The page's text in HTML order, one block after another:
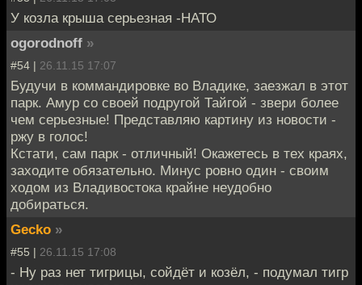
У козла крыша серьезная -НАТО
ogorodnoff »
#54 | 26.11.15 17:07
Будучи в коммандировке во Владике, заезжал в этот
парк. Амур со своей подругой Тайгой - звери более
чем серьезные! Представляю картину из новости -
ржу в голос!
Кстати, сам парк - отличный! Окажетесь в тех краях,
заходите обязательно. Минус ровно один - своим
ходом из Владивостока крайне неудобно
добираться.
Gecko »
#55 | 26.11.15 17:08
- Ну раз нет тигрицы, сойдёт и козёл, - подумал тигр